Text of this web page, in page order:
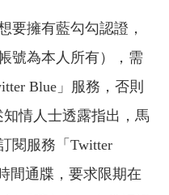
要擁有藍勾勾認證，
號為本人所有），需
Blue」服務，否則
知情人士透露指出，馬
閱服務「Twitter
間通牒，要求限期在